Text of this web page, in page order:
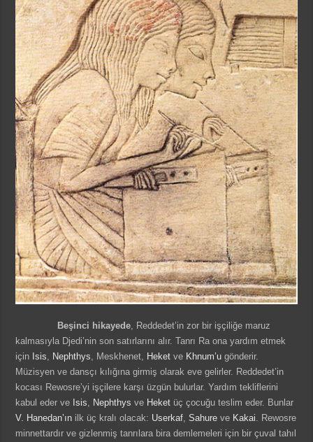
Beşinci hikayede , Reddedet’in zor bir işçiliğe maruz
kalmasıyla Djedi’nin son satırlarını alır. Tanrı Ra ona yardım etmek
için Isis Nephthys , Meskhenet, Heket ve Khnum’u gönderir.
Müzisyen ve dansçı kılığına girmiş olarak eve gelirler. Reddedet’in
kocası Rewosre’yi işçilere karşı üzgün bulurlar. Yardım tekliflerini
kabul eder ve Isis Nephthys ve Heket üç çocuğu teslim eder. Bunlar
V. Hanedan’ın ilk üç kralı olacak: Userkaf ,Sahure ve Kakai . Rewosre
minnettardır ve gizlenmiş tanrılara bira demlemeleri için bir çuval tahıl